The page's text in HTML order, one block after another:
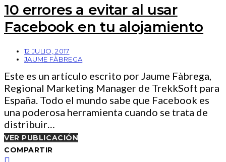
10 errores a evitar al usar
Facebook en tu alojamiento
12 JULIO, 2017
JAUME FÀBREGA
Este es un artículo escrito por Jaume Fàbrega,
Regional Marketing Manager de TrekkSoft para
España. Todo el mundo sabe que Facebook es
una poderosa herramienta cuando se trata de
distribuir…
VER PUBLICACIÓN
COMPARTIR